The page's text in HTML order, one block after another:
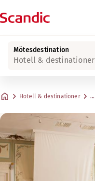
Mötesdestination
Hotell & destinationer
Hotell & destinationer …